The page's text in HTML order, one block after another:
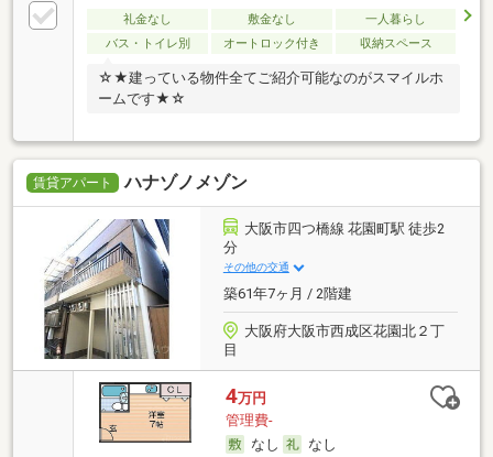
礼金なし 敷金なし
一人暮らし
バス・トイレ別
オートロック付き 収納スペース
☆★建っている物件全てご紹介可能なのがスマイルホ
ームです★☆
賃貸アパート ハナゾノメゾン
大阪市四つ橋線 花園町駅 徒歩2
分
その他の交通
築61年7ヶ月 / 2階建
大阪府大阪市西成区花園北２丁
目
4万円
管理費-
なし
なし